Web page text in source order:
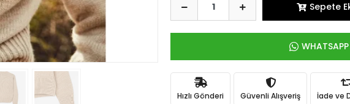
Sepete
WHATSAPP
Hızlı Gönderi Güvenli Alışveriş İade ve